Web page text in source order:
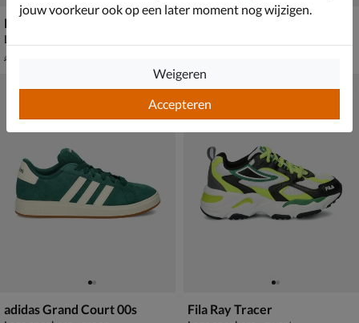
Puma Rebound V6 Low
Lage sneakers - blauw
van € 49,99 voor € 34,99
49
adidas Grand Court 00s Fila Ray Tracer
jouw voorkeur ook op een later moment nog wijzigen.
Accepteren
Weigeren